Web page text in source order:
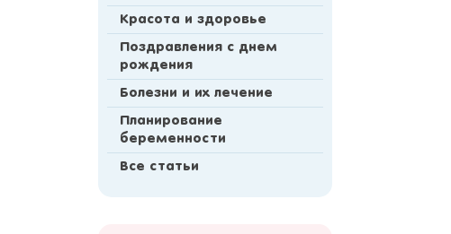
Красота и здоровье
Поздравления с днем
рождения
Болезни и их лечение
Планирование
беременности
Все статьи